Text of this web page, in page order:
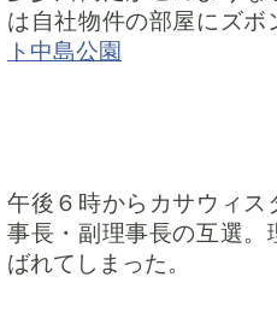
は自社物件の部屋にズ
ト中島公園
午後６時からカサウィ
事長・副理事長の互選
ばれてしまった。